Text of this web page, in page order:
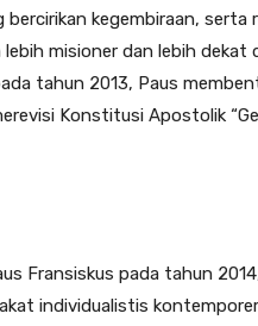
bercirikan kegembiraan,
misioner dan lebih
tahun 2013, Paus
Konstitusi Apostolik
Fransiskus pada tahun
individualistis